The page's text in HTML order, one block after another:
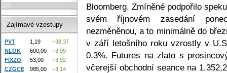
Bloomberg. Zmíněné podpořilo
svém říjnovém zasedání
nezměněnou, a to minimálně do
v září letošního roku vzrostly v
0,3%. Futures na zlato s
včerejší obchodní seance na
Zajímavé vzestupy
PVT 1,19
+38,37
NLOK
600,00
+3,99
FIXZO
53,00
+3,92
CZGCE
985,00
+3,14